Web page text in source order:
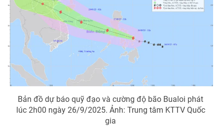
Góc doanh nghiệp
Truyền hình
Phim VTV
Hậu trường
Nhân vật
Khán giả
Giải sao mai
Giải trí
Điện ảnh
Âm nhạc
Sao
Đời sống
Du lịch
Làm đẹp
Tuyển sinh
Bản đồ dự báo quỹ đạo và cường độ bão Bualoi phát
lúc 2h00 ngày 26/9/2025. Ảnh: Trung tâm KTTV Quốc
gia